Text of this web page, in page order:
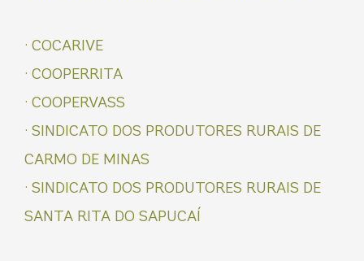
· COCARIVE
· COOPERRITA
· COOPERVASS
· SINDICATO DOS PRODUTORES RURAIS DE
CARMO DE MINAS
· SINDICATO DOS PRODUTORES RURAIS DE
SANTA RITA DO SAPUCAÍ